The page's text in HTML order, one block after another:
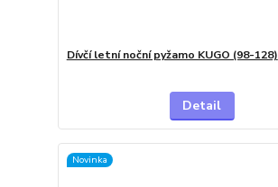
Dívčí letní noční pyžamo KUGO (98-128)
Detail
Novinka